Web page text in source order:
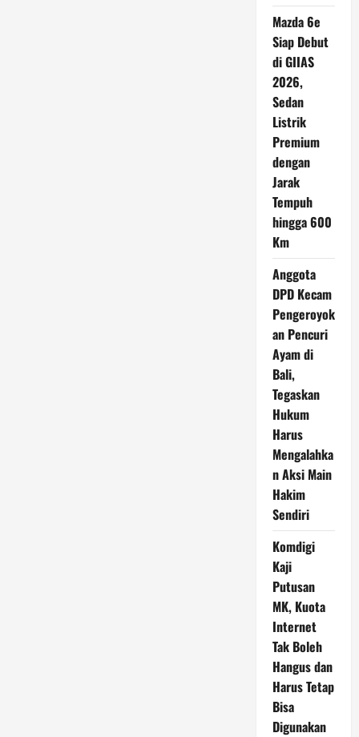
Mazda 6e
Siap Debut
di GIIAS
2026,
Sedan
Listrik
Premium
dengan
Jarak
Tempuh
hingga 600
Km
Anggota
DPD Kecam
Pengeroyok
an Pencuri
Ayam di
Bali,
Tegaskan
Hukum
Harus
Mengalahka
n Aksi Main
Hakim
Sendiri
Komdigi
Kaji
Putusan
MK, Kuota
Internet
Tak Boleh
Hangus dan
Harus Tetap
Bisa
Digunakan